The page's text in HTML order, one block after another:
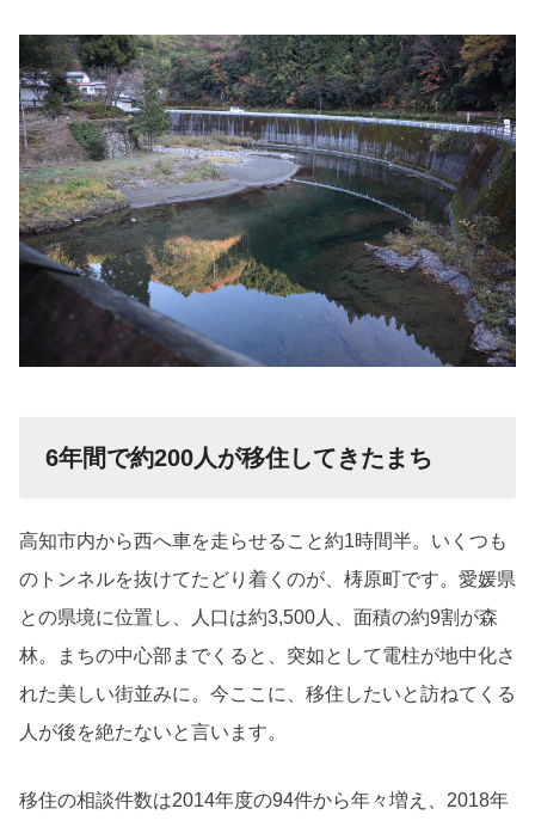
6年間で約200人が移住してきたまち
高知市内から西へ車を走らせること約1時間半。いくつも
のトンネルを抜けてたどり着くのが、梼原町です。愛媛県
との県境に位置し、人口は約3,500人、面積の約9割が森
林。まちの中心部までくると、突如として電柱が地中化さ
れた美しい街並みに。今ここに、移住したいと訪ねてくる
人が後を絶たないと言います。
移住の相談件数は2014年度の94件から年々増え、2018年